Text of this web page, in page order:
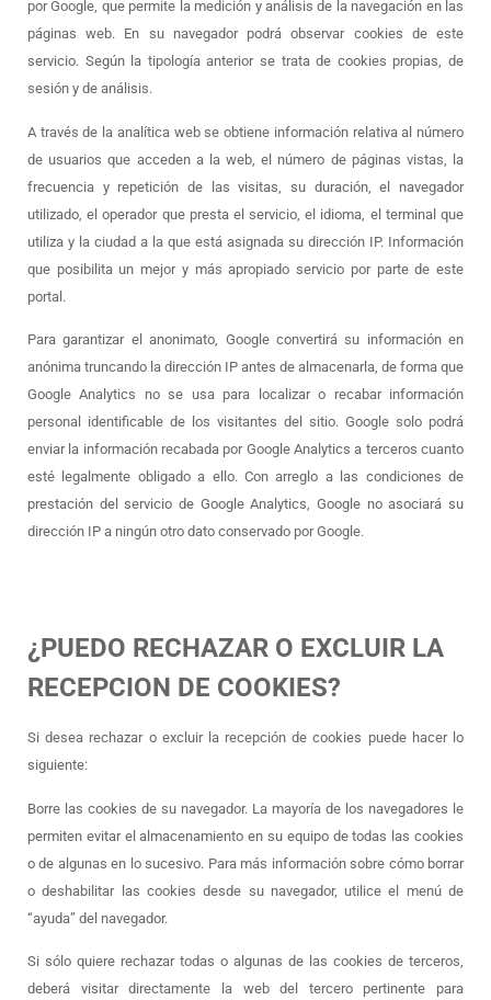
por Google, que permite la medición y análisis de la navegación en las
páginas web. En su navegador podrá observar cookies de este
servicio. Según la tipología anterior se trata de cookies propias, de
sesión y de análisis.
A través de la analítica web se obtiene información relativa al número
de usuarios que acceden a la web, el número de páginas vistas, la
frecuencia y repetición de las visitas, su duración, el navegador
utilizado, el operador que presta el servicio, el idioma, el terminal que
utiliza y la ciudad a la que está asignada su dirección IP. Información
que posibilita un mejor y más apropiado servicio por parte de este
portal.
Para garantizar el anonimato, Google convertirá su información en
anónima truncando la dirección IP antes de almacenarla, de forma que
Google Analytics no se usa para localizar o recabar información
personal identificable de los visitantes del sitio. Google solo podrá
enviar la información recabada por Google Analytics a terceros cuanto
esté legalmente obligado a ello. Con arreglo a las condiciones de
prestación del servicio de Google Analytics, Google no asociará su
dirección IP a ningún otro dato conservado por Google.
¿PUEDO RECHAZAR O EXCLUIR LA
RECEPCION DE COOKIES?
Si desea rechazar o excluir la recepción de cookies puede hacer lo
siguiente:
Borre las cookies de su navegador. La mayoría de los navegadores le
permiten evitar el almacenamiento en su equipo de todas las cookies
o de algunas en lo sucesivo. Para más información sobre cómo borrar
o deshabilitar las cookies desde su navegador, utilice el menú de
“ayuda” del navegador.
Si sólo quiere rechazar todas o algunas de las cookies de terceros,
deberá visitar directamente la web del tercero pertinente para